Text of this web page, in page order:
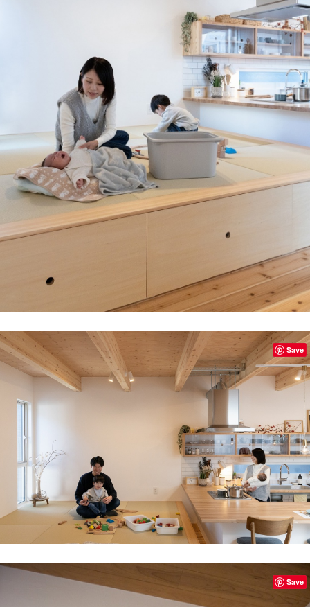
Save
Save